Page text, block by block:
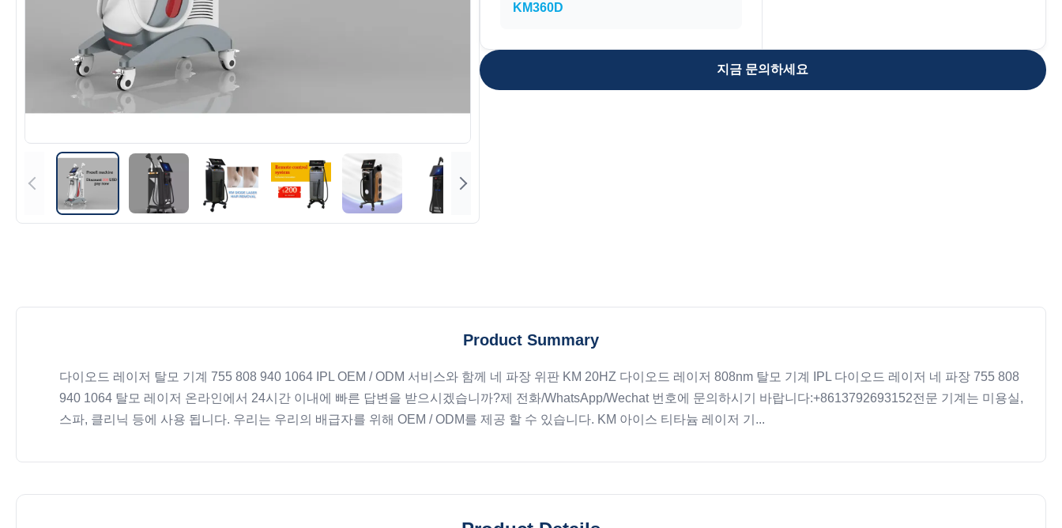
KM360D
지금 문의하세요
Product Summary
다이오드 레이저 탈모 기계 755 808 940 1064 IPL OEM / ODM 서비스와 함께 네 파장 위판 KM 20HZ 다이오드 레이저 808nm 탈모 기계 IPL 다이오드 레이저 네 파장 755 808
940 1064 탈모 레이저 온라인에서 24시간 이내에 빠른 답변을 받으시겠습니까?제 전화/WhatsApp/Wechat 번호에 문의하시기 바랍니다:+8613792693152전문 기계는 미용실,
스파, 클리닉 등에 사용 됩니다. 우리는 우리의 배급자를 위해 OEM / ODM를 제공 할 수 있습니다. KM 아이스 티타늄 레이저 기...